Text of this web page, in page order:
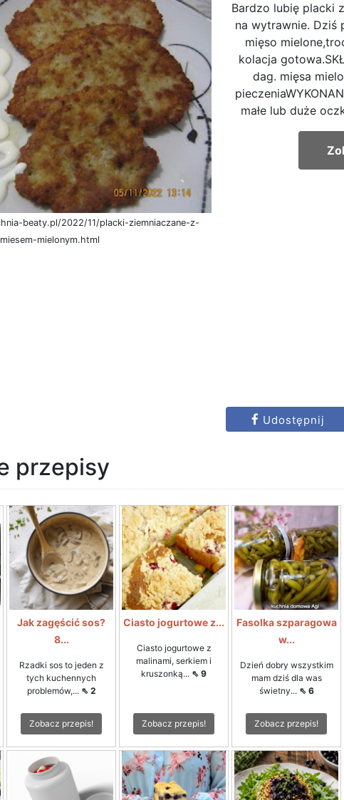
beaty.pl/2022/11/placki-ziemniaczane-z-
miesem-mielonym.html
Bardzo lubię placki
na wytrawnie. Dziś
mięso
kolacja
dag. mięsa
małe lub duże
Udostępnij
przepisy
Jak zagęścić sos?
8...
Rzadki sos to jeden z
tych kuchennych
problemów,... ⇖ 2
Zobacz przepis!
Ciasto jogurtowe z...
Ciasto jogurtowe z
malinami, serkiem i
kruszonką... ⇖ 9
Zobacz przepis!
Fasolka szparagowa
w...
Dzień dobry wszystkim
mam dziś dla was
świetny... ⇖ 6
Zobacz przepis!